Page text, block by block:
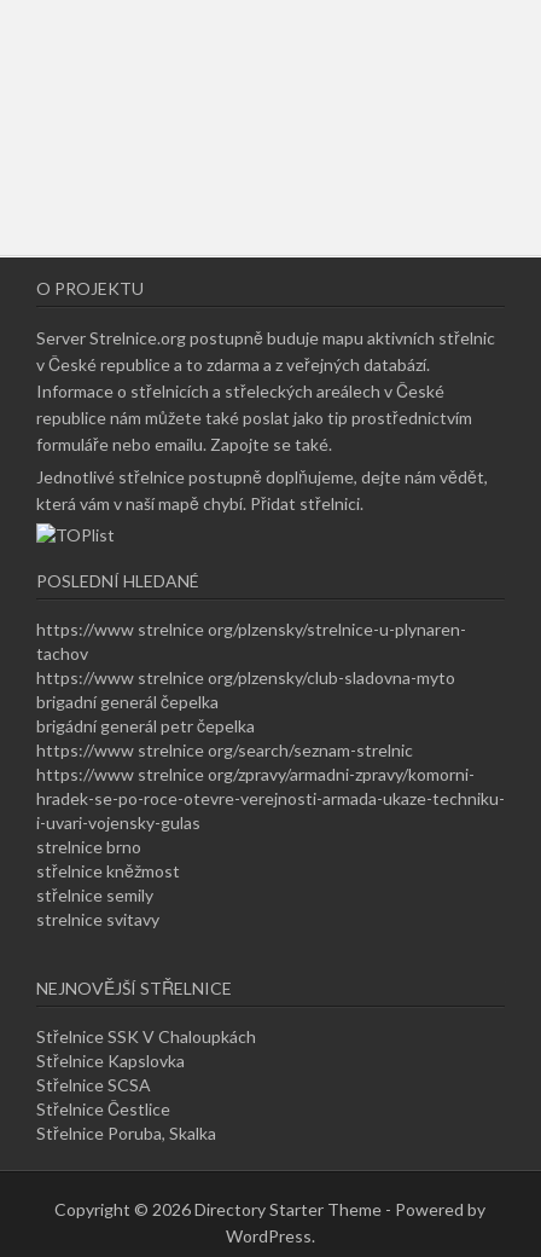
O PROJEKTU
Server Strelnice.org postupně buduje mapu aktivních střelnic
v České republice a to zdarma a z veřejných databází.
Informace o střelnicích a střeleckých areálech v České
republice nám můžete také poslat jako tip prostřednictvím
formuláře nebo emailu.Zapojte se také.
Jednotlivé střelnice postupně doplňujeme, dejte nám vědět,
která vám v naší mapě chybí. Přidat střelnici.
POSLEDNÍ HLEDANÉ
https://www strelnice org/plzensky/strelnice-u-plynaren-
tachov
https://www strelnice org/plzensky/club-sladovna-myto
brigadní generál čepelka
brigádní generál petr čepelka
https://www strelnice org/search/seznam-strelnic
https://www strelnice org/zpravy/armadni-zpravy/komorni-
hradek-se-po-roce-otevre-verejnosti-armada-ukaze-techniku-
i-uvari-vojensky-gulas
strelnice brno
střelnice kněžmost
střelnice semily
strelnice svitavy
NEJNOVĚJŠÍ STŘELNICE
Střelnice SSK V Chaloupkách
Střelnice Kapslovka
Střelnice SCSA
Střelnice Čestlice
Střelnice Poruba, Skalka
Copyright © 2026 Directory Starter Theme - Powered by
WordPress.